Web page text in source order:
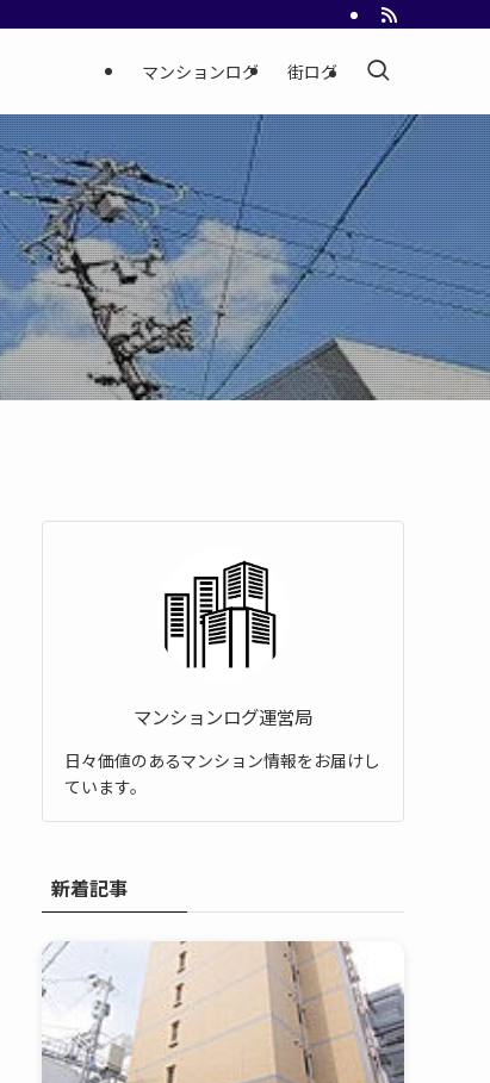
マンションログ 街ログ
マンションログ運営局
日々価値のあるマンション情報をお届けし
ています。
新着記事